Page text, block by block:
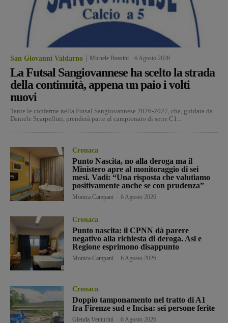
San Giovanni Valdarno Michele Bossini 6 Agosto 2026
La Futsal Sangiovannese ha scelto la strada
della continuità, appena un paio i volti
nuovi
Tante le conferme nella Futsal Sangiovannese 2026-2027, che, guidata da
Daniele Scarpellini, prenderà parte al campionato di serie C1...
Cronaca
Punto Nascita, no alla deroga ma il
Ministero apre al monitoraggio di sei
mesi. Vadi: “Una risposta che valutiamo
positivamente anche se con prudenza”
Monica Campani 6 Agosto 2026
Cronaca
Punto nascita: il CPNN dà parere
negativo alla richiesta di deroga. Asl e
Regione esprimono disappunto
Monica Campani 6 Agosto 2026
Cronaca
Doppio tamponamento nel tratto di A1
fra Firenze sud e Incisa: sei persone ferite
Glenda Venturini 6 Agosto 2026